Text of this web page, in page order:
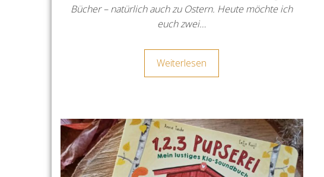
Bücher – natürlich auch zu Ostern. Heute möchte ich
euch zwei…
Weiterlesen